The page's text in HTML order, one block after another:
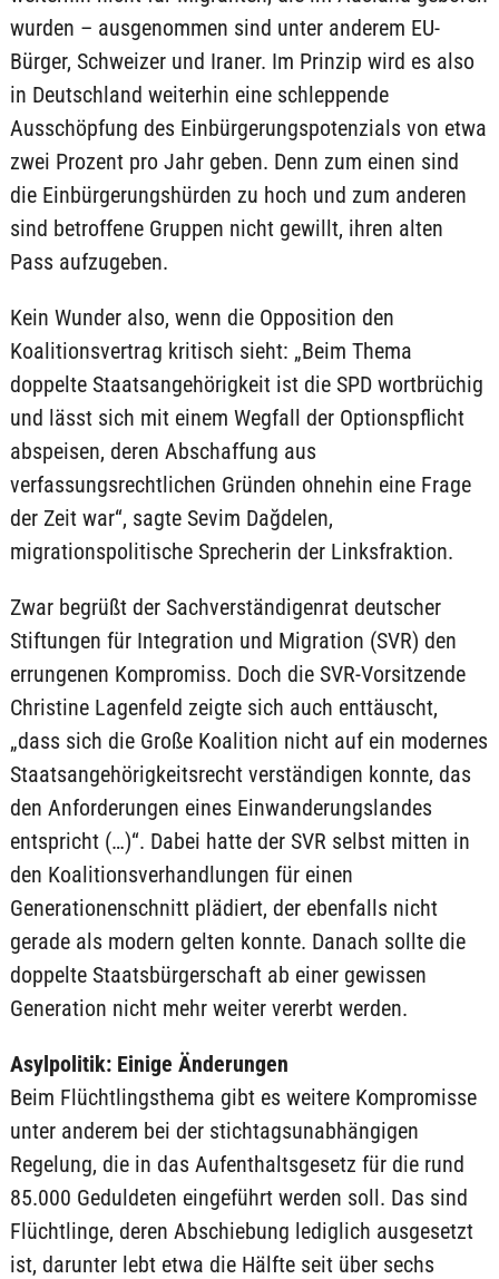
wurden – ausgenommen sind unter anderem EU-
Bürger, Schweizer und Iraner. Im Prinzip wird es also
in Deutschland weiterhin eine schleppende
Ausschöpfung des Einbürgerungspotenzials von etwa
zwei Prozent pro Jahr geben. Denn zum einen sind
die Einbürgerungshürden zu hoch und zum anderen
sind betroffene Gruppen nicht gewillt, ihren alten
Pass aufzugeben.
Kein Wunder also, wenn die Opposition den
Koalitionsvertrag kritisch sieht: „Beim Thema
doppelte Staatsangehörigkeit ist die SPD wortbrüchig
und lässt sich mit einem Wegfall der Optionspflicht
abspeisen, deren Abschaffung aus
verfassungsrechtlichen Gründen ohnehin eine Frage
der Zeit war“, sagte Sevim Dağdelen,
migrationspolitische Sprecherin der Linksfraktion.
Zwar begrüßt der Sachverständigenrat deutscher
Stiftungen für Integration und Migration (SVR) den
errungenen Kompromiss. Doch die SVR-Vorsitzende
Christine Lagenfeld zeigte sich auch enttäuscht,
„dass sich die Große Koalition nicht auf ein modernes
Staatsangehörigkeitsrecht verständigen konnte, das
den Anforderungen eines Einwanderungslandes
entspricht (…)“. Dabei hatte der SVR selbst mitten in
den Koalitionsverhandlungen für einen
Generationenschnitt plädiert, der ebenfalls nicht
gerade als modern gelten konnte. Danach sollte die
doppelte Staatsbürgerschaft ab einer gewissen
Generation nicht mehr weiter vererbt werden.
Asylpolitik: Einige Änderungen
Beim Flüchtlingsthema gibt es weitere Kompromisse
unter anderem bei der stichtagsunabhängigen
Regelung, die in das Aufenthaltsgesetz für die rund
85.000 Geduldeten eingeführt werden soll. Das sind
Flüchtlinge, deren Abschiebung lediglich ausgesetzt
ist, darunter lebt etwa die Hälfte seit über sechs